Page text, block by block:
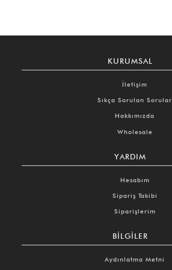
KURUMSAL
İletişim
Sıkça Sorulan Sorular
Hakkımızda
Wholesale
YARDIM
Hesabım
Sipariş Takibi
Siparişlerim
BILGILER
Aydınlatma Metni